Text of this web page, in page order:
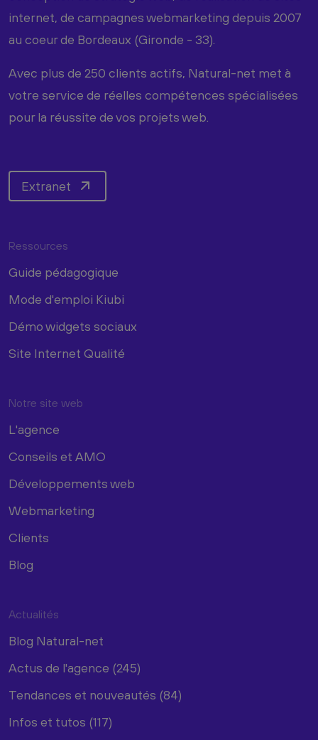
internet, de campagnes webmarketing depuis 2007
au coeur de Bordeaux (Gironde - 33).
Avec plus de 250 clients actifs, Natural-net met à
votre service de réelles compétences spécialisées
pour la réussite de vos projets web.
Extranet
Ressources
Guide pédagogique
Mode d'emploi Kiubi
Démo widgets sociaux
Site Internet Qualité
Notre site web
L'agence
Conseils et AMO
Développements web
Webmarketing
Clients
Blog
Actualités
Blog Natural-net
Actus de l'agence (245)
Tendances et nouveautés (84)
Infos et tutos (117)